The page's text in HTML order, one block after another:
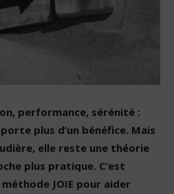
performance, sérénité :
plus d’un bénéfice. Mais
elle reste une théorie
plus pratique. C’est
JOIE pour aider